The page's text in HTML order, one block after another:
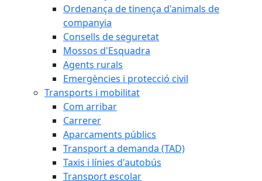
Ordenança de tinença d'animals de
companyia
Consells de seguretat
Mossos d'Esquadra
Agents rurals
Emergències i protecció civil
Transports i mobilitat
Com arribar
Carrerer
Aparcaments públics
Transport a demanda (TAD)
Taxis i línies d'autobús
Transport escolar